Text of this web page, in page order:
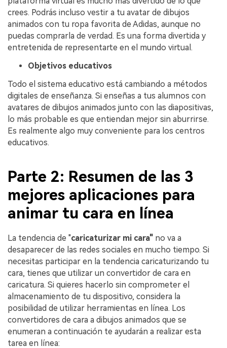
crees. Podrás incluso vestir a tu avatar de dibujos
animados con tu ropa favorita de Adidas, aunque no
puedas comprarla de verdad. Es una forma divertida y
entretenida de representarte en el mundo virtual.
Objetivos educativos
Todo el sistema educativo está cambiando a métodos
digitales de enseñanza. Si enseñas a tus alumnos con
avatares de dibujos animados junto con las diapositivas,
lo más probable es que entiendan mejor sin aburrirse.
Es realmente algo muy conveniente para los centros
educativos.
Parte 2: Resumen de las 3
mejores aplicaciones para
animar tu cara en línea
La tendencia de "caricaturizar mi cara" no va a
desaparecer de las redes sociales en mucho tiempo.󠀲󠀡󠀣󠀧󠀧󠀣󠀥󠀢󠀥󠀳󠀰 Si
necesitas participar en la tendencia caricaturizando tu
cara, tienes que utilizar un convertidor de cara en
caricatura. Si quieres hacerlo sin comprometer el
almacenamiento de tu dispositivo, considera la
posibilidad de utilizar herramientas en línea. Los
convertidores de cara a dibujos animados que se
enumeran a continuación te ayudarán a realizar esta
tarea en línea: